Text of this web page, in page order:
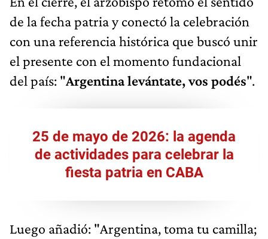
de la fecha patria y conectó la celebración
con una referencia histórica que buscó unir
el presente con el momento fundacional
del país: "Argentina levántate, vos podés".
25 de mayo de 2026: la agenda
de actividades para celebrar la
fiesta patria en CABA
Luego añadió: "Argentina, toma tu camilla;